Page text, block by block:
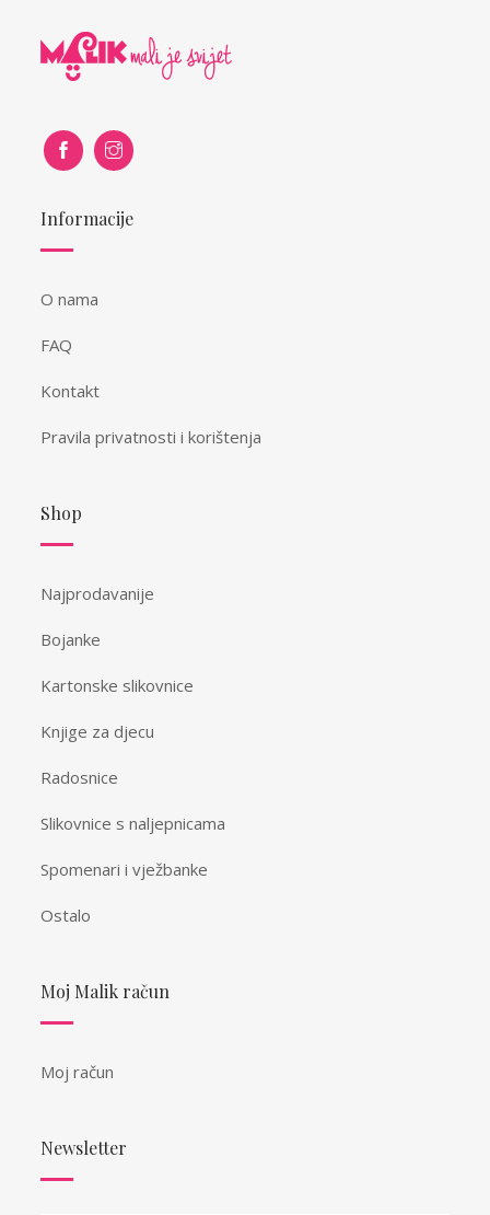
Informacije
O nama
FAQ
Kontakt
Pravila privatnosti i korištenja
Shop
Najprodavanije
Bojanke
Kartonske slikovnice
Knjige za djecu
Radosnice
Slikovnice s naljepnicama
Spomenari i vježbanke
Ostalo
Moj Malik račun
Moj račun
Newsletter